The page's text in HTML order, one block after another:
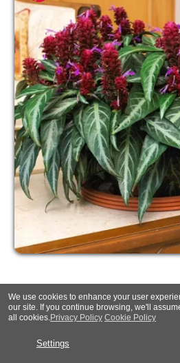
We use cookies to enhance your user
our site. If you continue browsing, we'll
all cookies.Privacy Policy Cookie Policy
Settings